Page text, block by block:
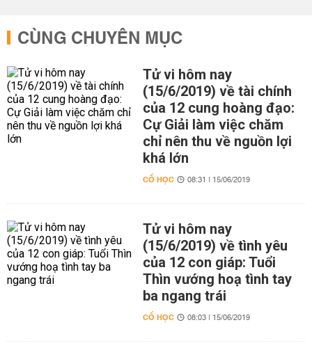
CÙNG CHUYÊN MỤC
Tử vi hôm nay
(15/6/2019) về tài chính
của 12 cung hoàng đạo:
Cự Giải làm việc chăm
chỉ nên thu về nguồn lợi
khá lớn
CỔ HỌC 08:31 | 15/06/2019
Tử vi hôm nay
(15/6/2019) về tình yêu
của 12 con giáp: Tuổi
Thìn vướng hoạ tình tay
ba ngang trái
CỔ HỌC 08:03 | 15/06/2019